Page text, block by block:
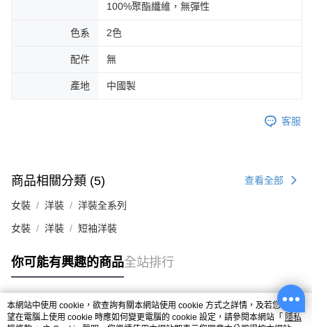
100%聚酯纖維，無彈性
色系 2色
配件 無
產地 中國製
客服
商品相關分類 (5) 查看全部
女裝 洋裝 洋裝全系列
女裝 洋裝 短袖洋裝
你可能有興趣的商品全站排行
熱門標籤
本網站中使用 cookie，欲查詢有關本網站使用 cookie 方式之詳情，及若您不希
望在電腦上使用 cookie 時應如何變更電腦的 cookie 設定，請參閱本網站「 隱私